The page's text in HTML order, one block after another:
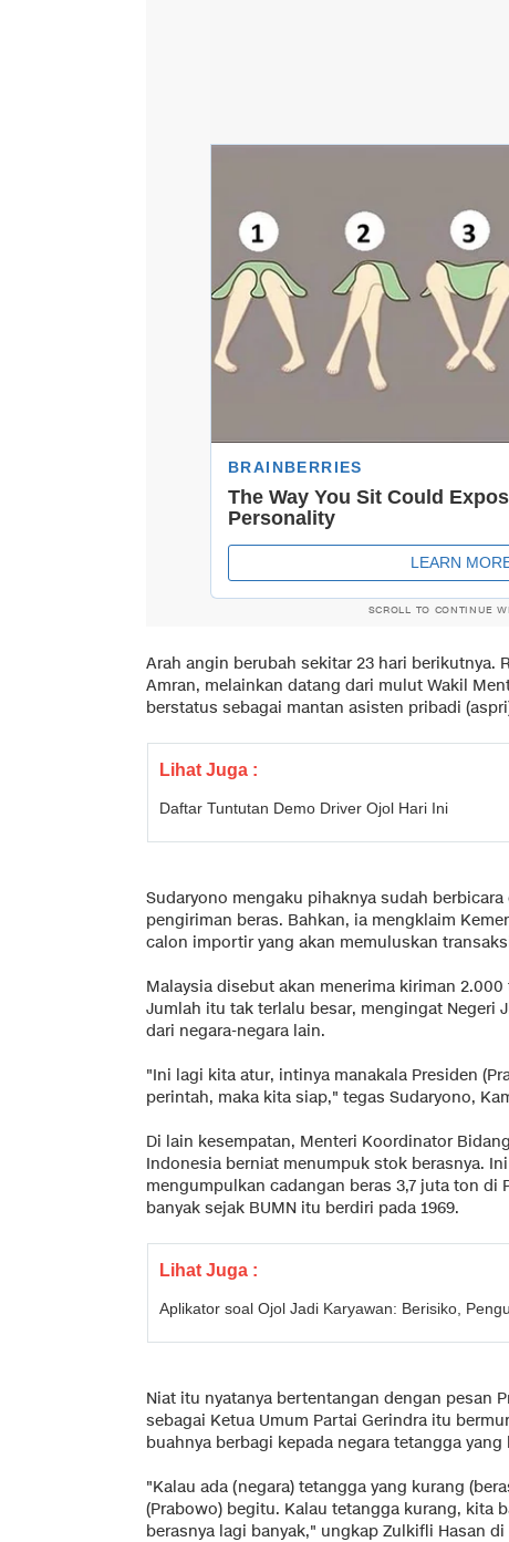
SCROLL TO CONTINUE
Arah angin berubah sekitar 23 hari berikutnya.
Amran, melainkan datang dari mulut Wakil
berstatus sebagai mantan asisten pribadi
Lihat Juga :
Daftar Tuntutan Demo Driver Ojol Hari Ini
Sudaryono mengaku pihaknya sudah
pengiriman beras. Bahkan, ia mengklaim
calon importir yang akan memuluskan
Malaysia disebut akan menerima kiriman
Jumlah itu tak terlalu besar, mengingat Negeri
dari negara-negara lain.
"Ini lagi kita atur, intinya manakala Presiden
perintah, maka kita siap," tegas Sudaryono,
Di lain kesempatan, Menteri Koordinator
Indonesia berniat menumpuk stok berasnya.
mengumpulkan cadangan beras 3,7 juta ton di
banyak sejak BUMN itu berdiri pada 1969.
Lihat Juga :
Aplikator soal Ojol Jadi Karyawan: Berisiko,
Niat itu nyatanya bertentangan dengan pesan
sebagai Ketua Umum Partai Gerindra itu
buahnya berbagi kepada negara tetangga yang
"Kalau ada (negara) tetangga yang kurang
(Prabowo) begitu. Kalau tetangga kurang, kita
berasnya lagi banyak," ungkap Zulkifli Hasan